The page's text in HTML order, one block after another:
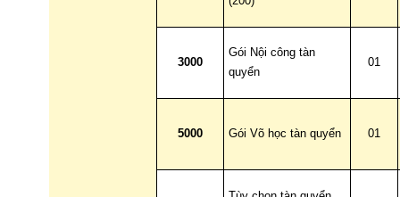
3000
Gói Nội công tàn
quyển
01
5000 Gói Võ học tàn quyển 01